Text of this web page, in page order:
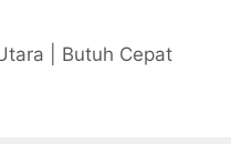
| Butuh Cepat